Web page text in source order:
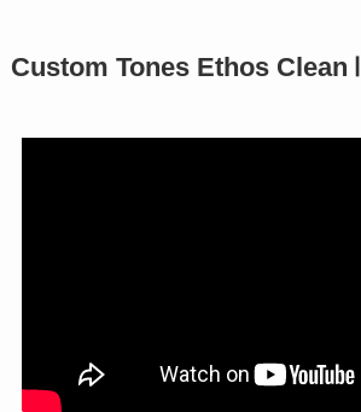
Custom Tones Ethos CleanⅡ